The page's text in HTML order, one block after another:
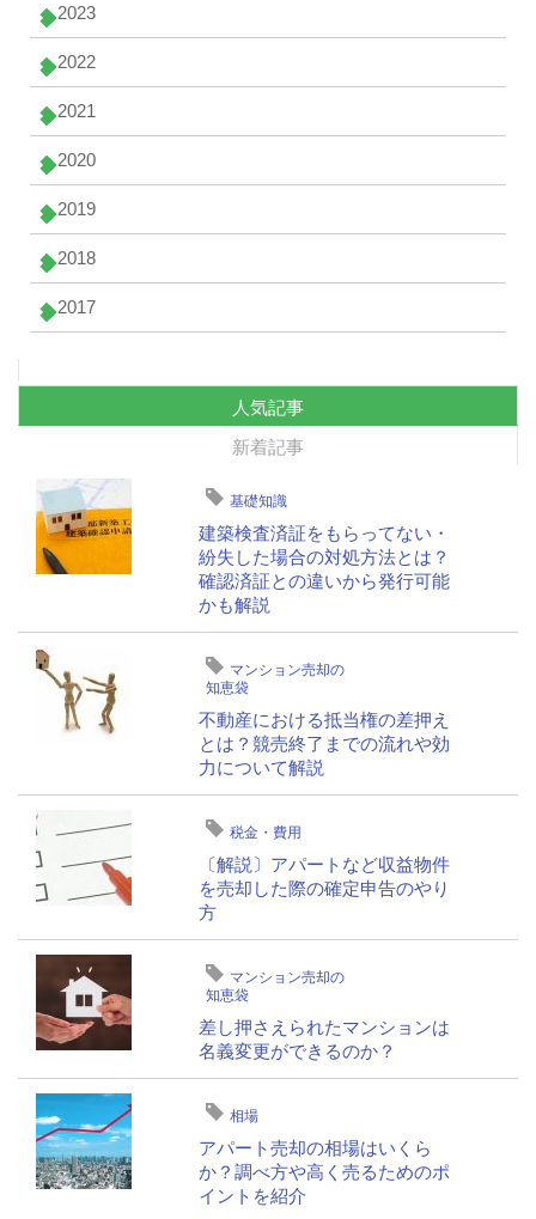
2023
2022
2021
2020
2019
2018
2017
人気記事
新着記事
基礎知識
建築検査済証をもらってない・
紛失した場合の対処方法とは？
確認済証との違いから発行可能
かも解説
マンション売却の
知恵袋
不動産における抵当権の差押え
とは？競売終了までの流れや効
力について解説
税金・費用
〔解説〕アパートなど収益物件
を売却した際の確定申告のやり
方
マンション売却の
知恵袋
差し押さえられたマンションは
名義変更ができるのか？
相場
アパート売却の相場はいくら
か？調べ方や高く売るためのポ
イントを紹介